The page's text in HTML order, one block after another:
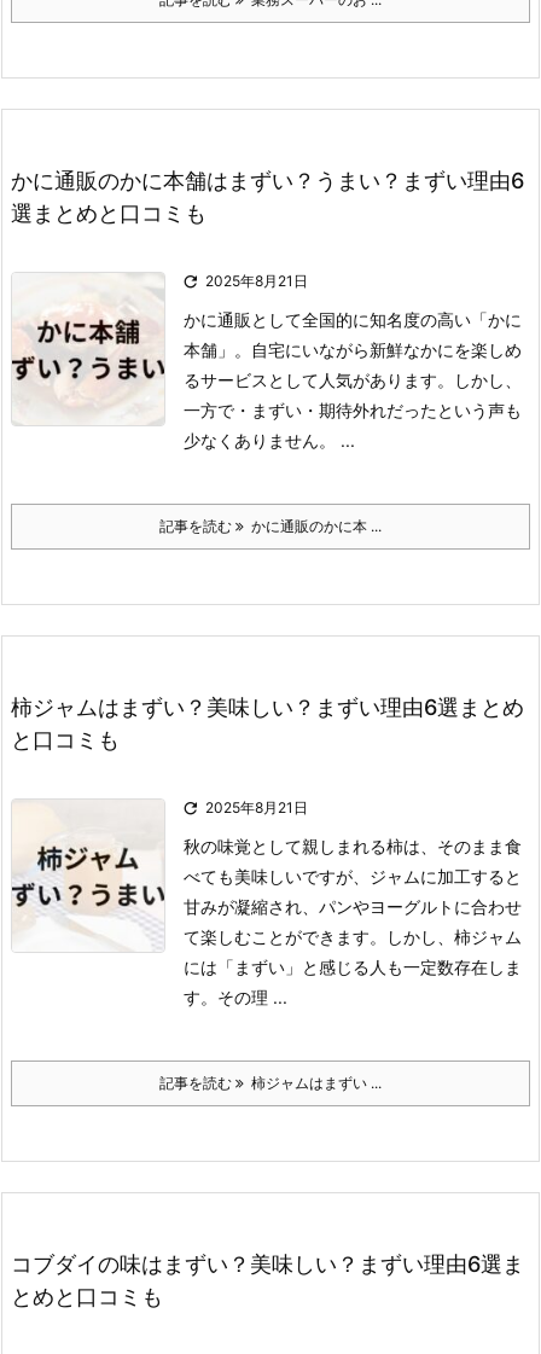
かに通販のかに本舗はまずい？うまい？まずい理由6
選まとめと口コミも
 2025年8月21日
かに通販として全国的に知名度の高い「かに
本舗」。
自宅にいながら新鮮なかにを楽しめ
るサービスとして人気があります。
しかし、
一方で ・まずい ・期待外れだったという声も
少なくありません。 ...
記事を読む かに通販のかに本 ...
柿ジャムはまずい？美味しい？まずい理由6選まとめ
と口コミも
 2025年8月21日
秋の味覚として親しまれる柿は、そのまま食
べても美味しいですが、ジャムに加工すると
甘みが凝縮され、パンやヨーグルトに合わせ
て楽しむことができます。
しかし、柿ジャム
には「まずい」と感じる人も一定数存在しま
す。 その理 ...
記事を読む 柿ジャムはまずい ...
コブダイの味はまずい？美味しい？まずい理由6選ま
とめと口コミも